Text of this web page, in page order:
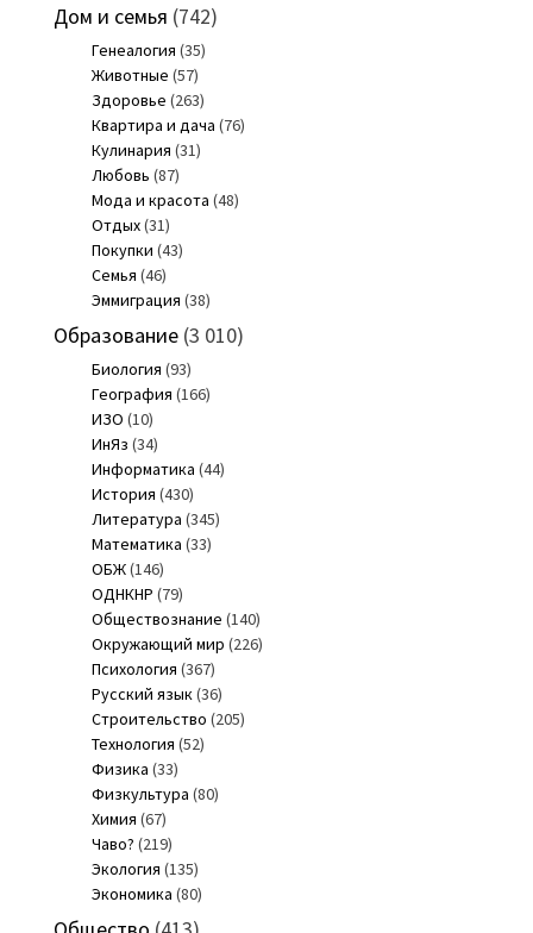
Дом и семья (742)
Генеалогия (35)
Животные (57)
Здоровье (263)
Квартира и дача (76)
Кулинария (31)
Любовь (87)
Мода и красота (48)
Отдых(31)
Покупки (43)
Семья (46)
Эммиграция (38)
Образование(3 010)
Биология (93)
География (166)
ИЗО (10)
ИнЯз (34)
Информатика (44)
История (430)
Литература (345)
Математика (33)
ОБЖ(146)
ОДНКНР (79)
Обществознание (140)
Окружающий мир (226)
Психология (367)
Русский язык(36)
Строительство (205)
Технология (52)
Физика (33)
Физкультура (80)
Химия (67)
Чаво? (219)
Экология (135)
Экономика (80)